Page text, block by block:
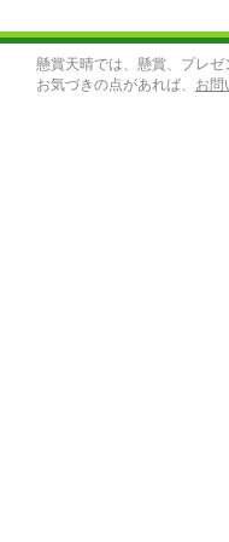
懸賞天晴では、懸賞、プレ
お気づきの点があれば、 お問